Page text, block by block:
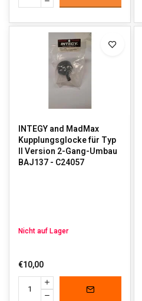
INTEGY and MadMax
Kupplungsglocke für Typ
II Version 2-Gang-Umbau
BAJ137 - C24057
Nicht auf Lager
€10,00